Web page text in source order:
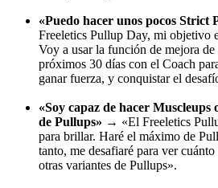
«Puedo hacer unos pocos Strict
Freeletics Pullup Day, mi objetivo
Voy a usar la función de mejora
próximos 30 días con el Coach
ganar fuerza, y conquistar el
«Soy capaz de hacer Muscleups
de Pullups» → «El Freeletics
para brillar. Haré el máximo de
tanto, me desafiaré para ver
otras variantes de Pullups».